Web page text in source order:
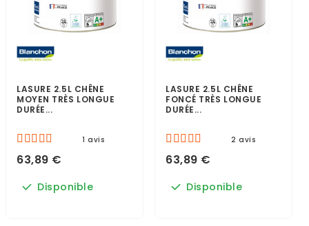
LASURE 2.5L CHÊNE
MOYEN TRÈS LONGUE
DURÉE...
1 avis
63,89 €
Disponible
LASURE 2.5L CHÊNE
FONCÉ TRÈS LONGUE
DURÉE...
2 avis
63,89 €
Disponible